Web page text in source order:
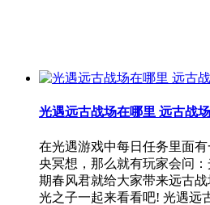
光遇远古战场在哪里 远古战
在光遇游戏中每日任务里面
央冥想，那么就有玩家会问
期春风君就给大家带来远古
光之子一起来看看吧! 光遇远